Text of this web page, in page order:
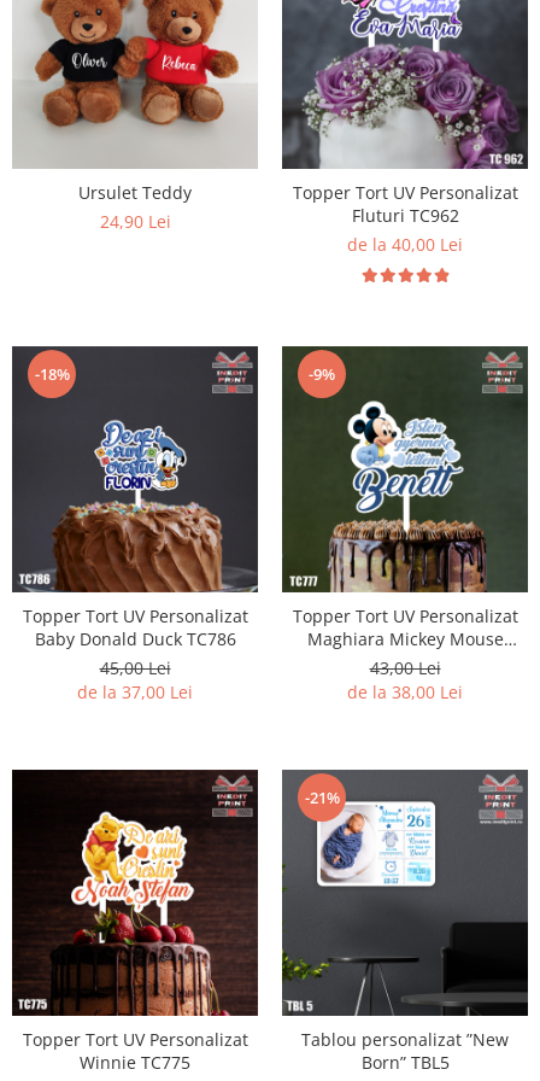
Diverse
Toppere Flori
Pachete de toppere
Oferte (Cake Toppers)
Oferte (Toppere Flori)
Pachete Inedite
Stand Prezentare
Ursulet Teddy
24,90 Lei
Topper Tort UV Personalizat
Fluturi TC962
de la 40,00 Lei
-18%
Topper Tort UV Personalizat
Baby Donald Duck TC786
45,00 Lei
de la 37,00 Lei
-9%
Topper Tort UV Personalizat
Maghiara Mickey Mouse
TC777
43,00 Lei
de la 38,00 Lei
Topper Tort UV Personalizat
Winnie TC775
-21%
Tablou personalizat ”New
Born” TBL5